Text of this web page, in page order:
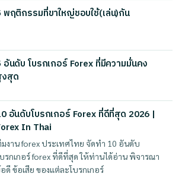
พฤติกรรมที่ขาใหญ่ชอบใช้(เล่น)กัน
อันดับ โบรกเกอร์ Forex ที่มีความมั่นคง
สุด
อันดับโบรกเกอร์ Forex ที่ดีที่สุด 2026 |
In Thai
งาน forex ประเทศไทย จัดทำ 10 อันดับ
รกเกอร์ forex ที่ดีที่สุด ให้ท่านได้อ่าน พิจารณา
ดี ข้อเสีย ของแต่ละโบรกเกอร์